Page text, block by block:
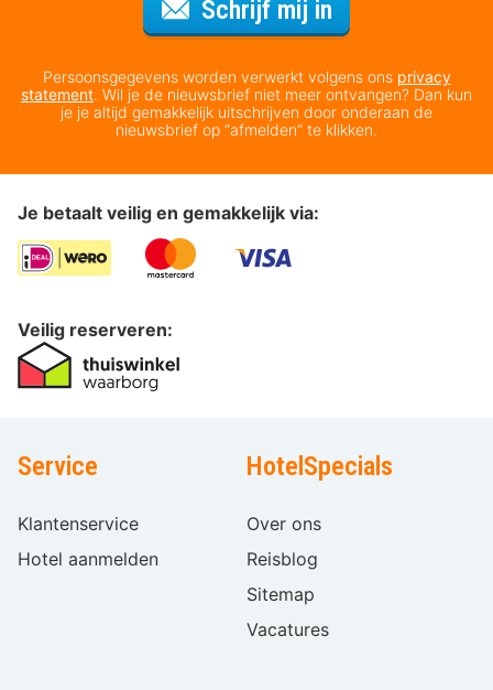
Schrijf mij in
Persoonsgegevens worden verwerkt volgens ons privacy
statement. Wil je de nieuwsbrief niet meer ontvangen? Dan kun
je je altijd gemakkelijk uitschrijven door onderaan de
nieuwsbrief op “afmelden” te klikken.
Je betaalt veilig en gemakkelijk via:
Veilig reserveren:
Service
Klantenservice
Hotel aanmelden
HotelSpecials
Over ons
Reisblog
Sitemap
Vacatures